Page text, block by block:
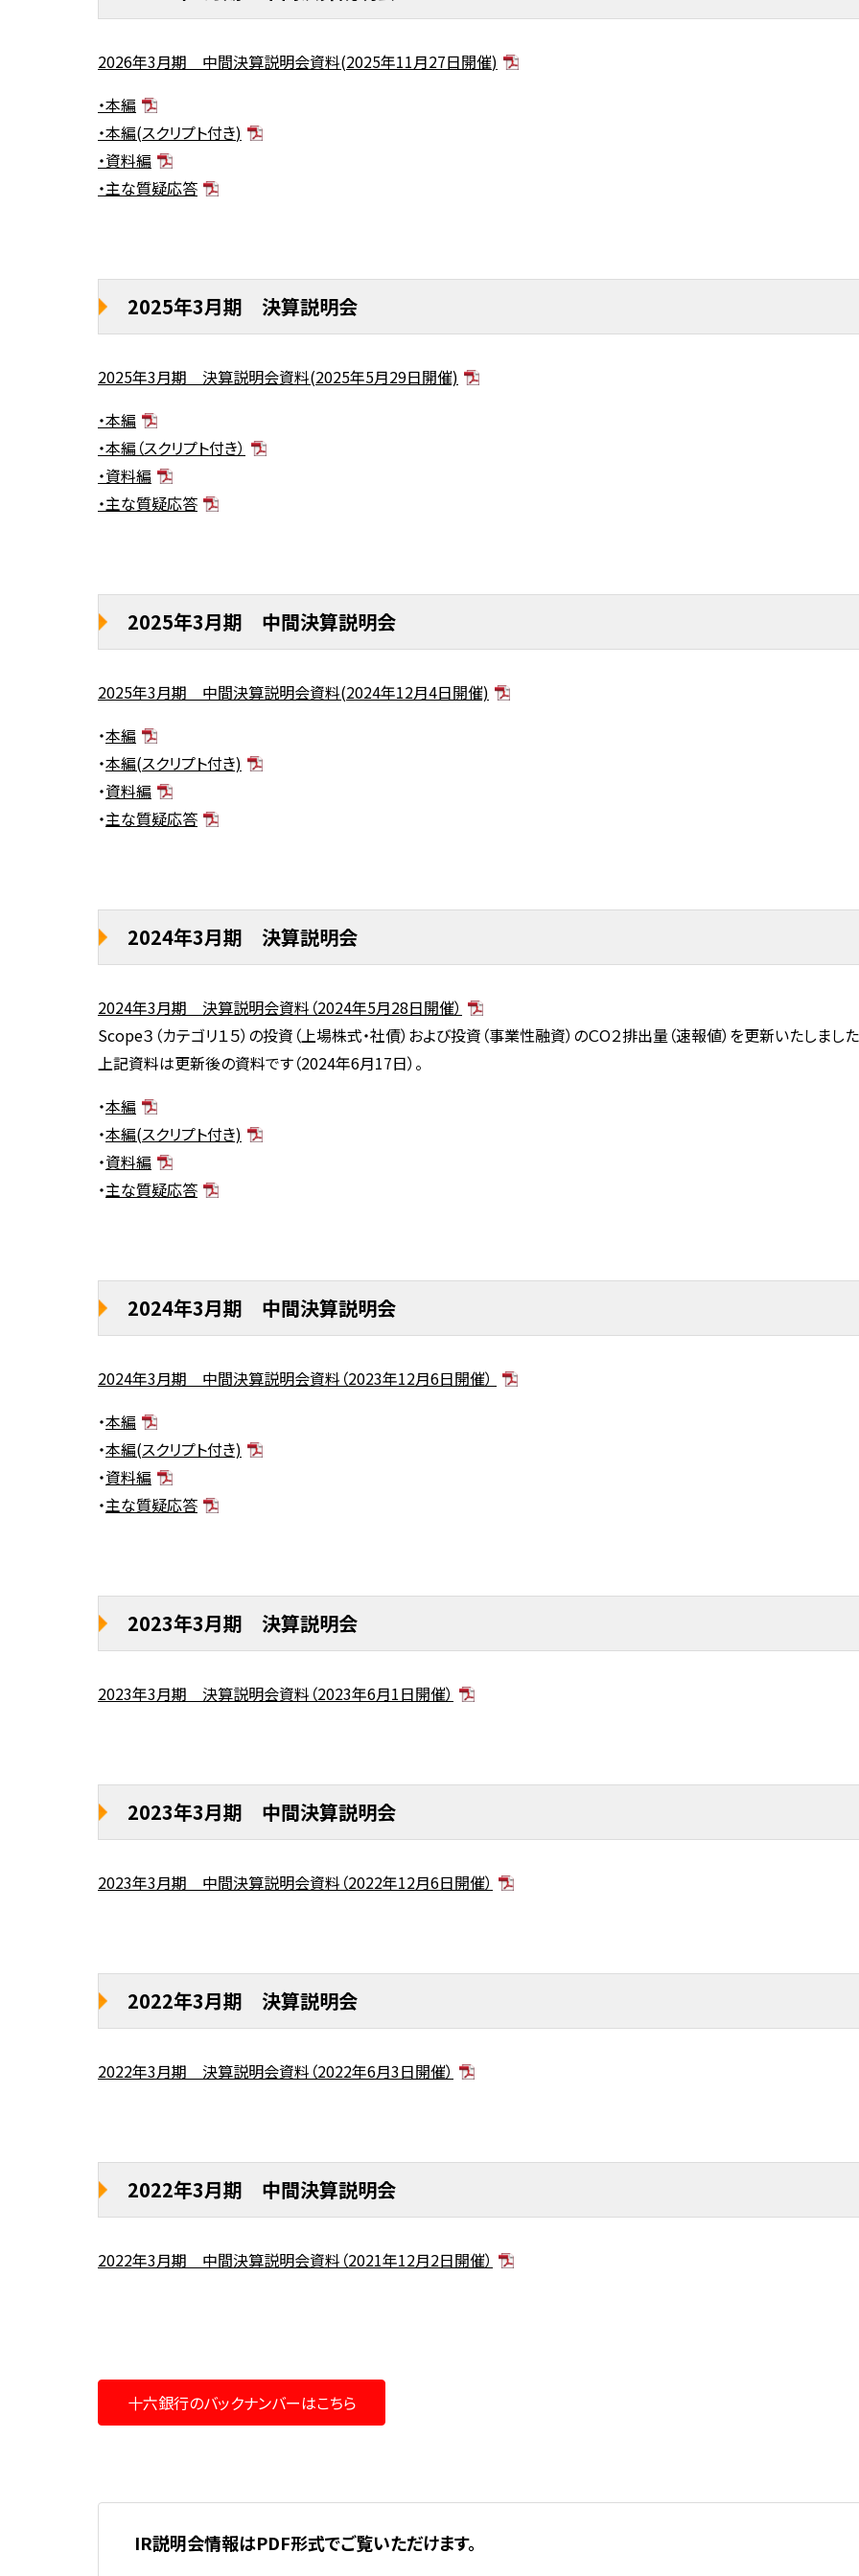
2026年3月期 中間決算説明会資料(2025年11月27日開催)
・本編
・本編(スクリプト付き)
・資料編
・主な質疑応答
2025年3月期 決算説明会
2025年3月期 決算説明会資料(2025年5月29日開催)
・本編
・本編（スクリプト付き）
・資料編
・主な質疑応答
2025年3月期 中間決算説明会
2025年3月期 中間決算説明会資料(2024年12月4日開催)
・本編
・本編(スクリプト付き)
・資料編
・主な質疑応答
2024年3月期 決算説明会
2024年3月期 決算説明会資料（2024年5月28日開催）
Scope３（カテゴリ１５）の投資（上場株式・社債） および投資（事業性融資）のＣO２排出量（速報値） を更新いたしました
上記資料は更新後の資料です（2024年6月17日）。
・本編
・本編(スクリプト付き)
・資料編
・主な質疑応答
2024年3月期 中間決算説明会
2024年3月期 中間決算説明会資料（2023年12月6日開催）
・本編
・本編(スクリプト付き)
・資料編
・主な質疑応答
2023年3月期 決算説明会
2023年3月期 決算説明会資料（2023年6月1日開催）
2023年3月期 中間決算説明会
2023年3月期 中間決算説明会資料（2022年12月6日開催）
2022年3月期 決算説明会
2022年3月期 決算説明会資料（2022年6月3日開催）
2022年3月期 中間決算説明会
2022年3月期 中間決算説明会資料（2021年12月2日開催）
十六銀行のバックナンバーはこちら
IR説明会情報はPDF形式でご覧いただけます。